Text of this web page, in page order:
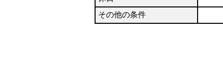
その他の条件